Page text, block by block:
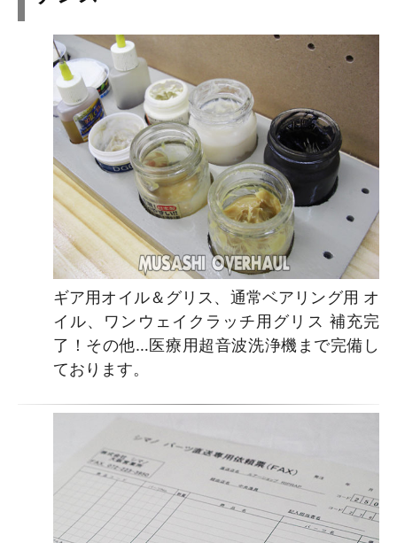
ギア用オイル＆グリス、通常ベアリング用 オ
イル、ワンウェイクラッチ用グリス 補充完
了！その他…医療用超音波洗浄機まで完備し
ております。